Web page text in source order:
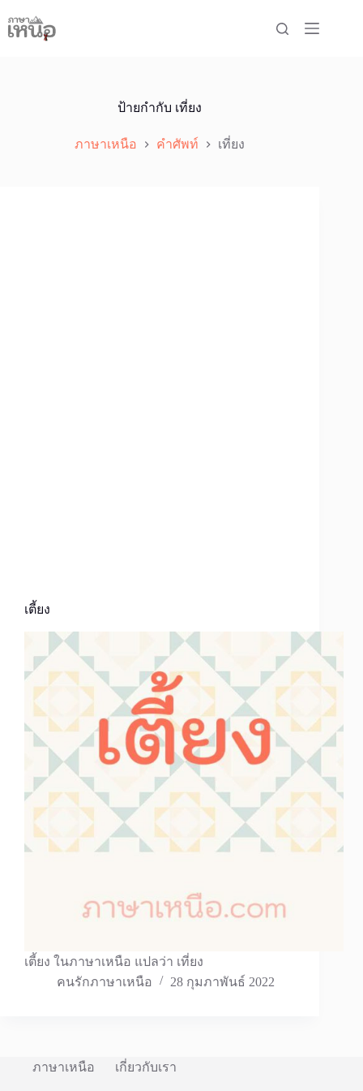
to
content
ป้ายกำกับ เที่ยง
ภาษาเหนือ คำศัพท์ เที่ยง
เตี้ยง
เตี้ยง ในภาษาเหนือ แปลว่า เที่ยง
คนรักภาษาเหนือ
28 กุมภาพันธ์ 2022
ภาษาเหนือ เกี่ยวกับเรา